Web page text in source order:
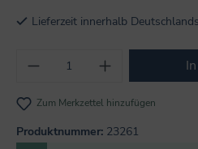
Lieferzeit innerhalb
Produkt Anzahl: Gib
Zum Merkzettel hinzufügen
Produktnummer: 23261